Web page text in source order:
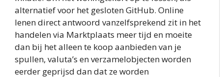
alternatief voor het gesloten GitHub. Online
lenen direct antwoord vanzelfsprekend zit in het
handelen via Marktplaats meer tijd en moeite
dan bij het alleen te koop aanbieden van je
spullen, valuta’s en verzamelobjecten worden
eerder geprijsd dan dat ze worden